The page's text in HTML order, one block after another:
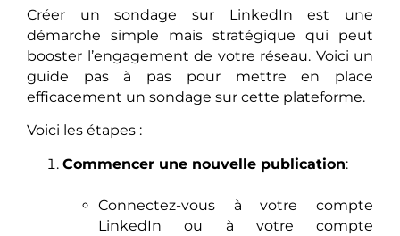
Créer un sondage sur LinkedIn est une
démarche simple mais stratégique qui peut
booster l’engagement de votre réseau. Voici un
guide pas à pas pour mettre en place
efficacement un sondage sur cette plateforme.
Voici les étapes :
Commencer une nouvelle publication:
Connectez-vous à votre compte
LinkedIn ou à votre compte